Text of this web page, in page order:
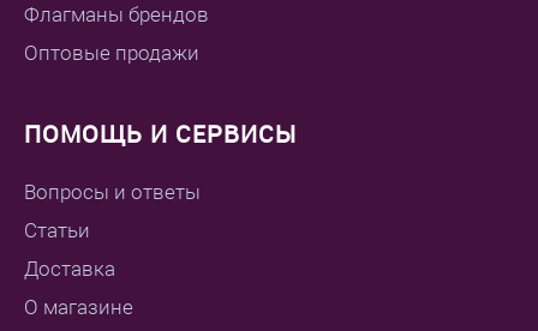
Флагманы брендов
Оптовые продажи
ПОМОЩЬ И СЕРВИСЫ
Вопросы и ответы
Статьи
Доставка
О магазине